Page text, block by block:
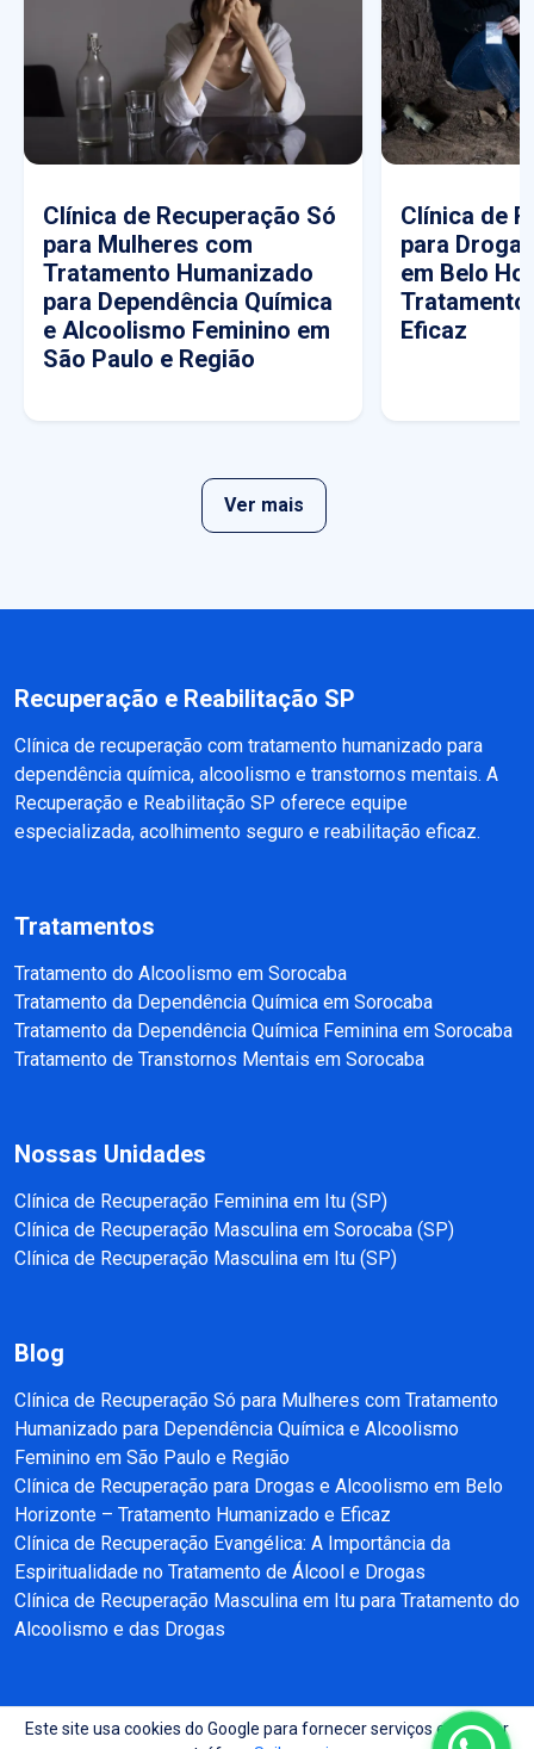
Clínica de Recuperação Só
para Mulheres com
Tratamento Humanizado
para Dependência Química
e Alcoolismo Feminino em
São Paulo e Região
Clínica de
para
em Belo
Tratamento
Eficaz
Ver mais
Recuperação e Reabilitação SP
Clínica de recuperação com tratamento humanizado para
dependência química, alcoolismo e transtornos mentais. A
Recuperação e Reabilitação SP oferece equipe
especializada, acolhimento seguro e reabilitação eficaz.
Tratamentos
Tratamento do Alcoolismo em Sorocaba
Tratamento da Dependência Química em Sorocaba
Tratamento da Dependência Química Feminina em Sorocaba
Tratamento de Transtornos Mentais em Sorocaba
Nossas Unidades
Clínica de Recuperação Feminina em Itu (SP)
Clínica de Recuperação Masculina em Sorocaba (SP)
Clínica de Recuperação Masculina em Itu (SP)
Blog
Clínica de Recuperação Só para Mulheres com Tratamento
Humanizado para Dependência Química e Alcoolismo
Feminino em São Paulo e Região
Clínica de Recuperação para Drogas e Alcoolismo em Belo
Horizonte – Tratamento Humanizado e Eficaz
Clínica de Recuperação Evangélica: A Importância da
Espiritualidade no Tratamento de Álcool e Drogas
Clínica de Recuperação Masculina em Itu para Tratamento do
Alcoolismo e das Drogas
Copyright © 2025 - 2026 Recuperação e Reabilitação SP Todos direitos
Este site usa cookies do Google para fornecer serviços e analisar